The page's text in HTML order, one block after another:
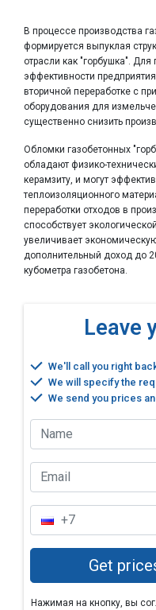
В процессе производства
формируется выпуклая
отрасли как "горбушка".
эффективности
вторичной переработке с
оборудования для
существенно снизить
Обломки газобетонных
обладают физико-
керамзиту, и могут
теплоизоляционного
переработки отходов в
способствует
увеличивает
дополнительный доход до
кубометра газобетона.
Leave
We'll call you right
We will specify the
We send you prices
Нажимая на кнопку, вы